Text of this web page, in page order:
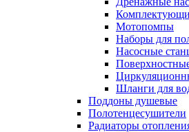
Мотопомпы
Наборы для
Насосные
Шланги для
Поддоны душевые
Полотенцесушители
Радиаторы